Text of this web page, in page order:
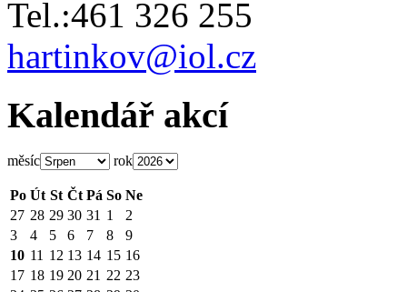
Tel.:461 326 255
hartinkov@iol.cz
Kalendář akcí
měsíc rok
Po Út St Čt Pá So Ne
27 28 29 30 31 1
2
3
4 5 6 7 8
9
10 11 12 13 14 15 16
17 18 19 20 21 22 23